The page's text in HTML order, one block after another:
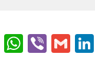
Viber